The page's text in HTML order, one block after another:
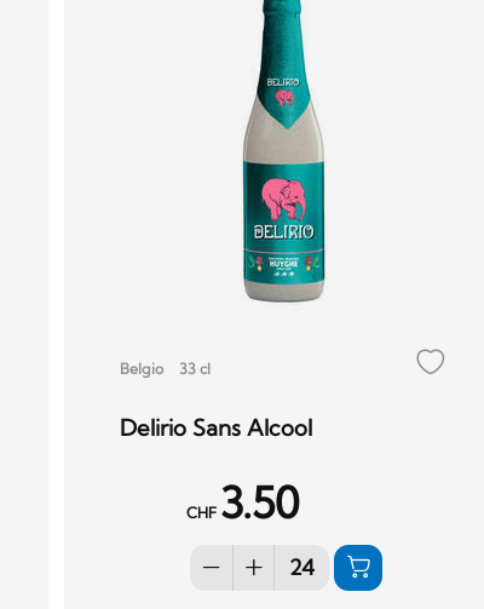
Belgio 33 cl
Delirio Sans Alcool
CHF 3.50